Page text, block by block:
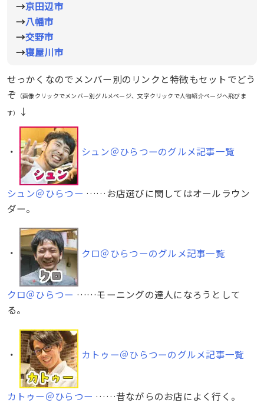
→京田辺市
→八幡市
→交野市
→寝屋川市
せっかくなのでメンバー別のリンクと特徴もセットでどう
ぞ （画像クリックでメンバー別グルメページ、文字クリックで人物紹介ページへ飛びま
す）
↓
・ シュン＠ひらつーのグルメ記事一覧
シュン＠ひらつー ……お店選びに関してはオールラウン
ダー。
・ クロ＠ひらつーのグルメ記事一覧
クロ＠ひらつー ……モーニングの達人になろうとして
る。
・ カトゥー＠ひらつーのグルメ記事一覧
カトゥー＠ひらつー ……昔ながらのお店によく行く。